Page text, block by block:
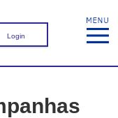
Login